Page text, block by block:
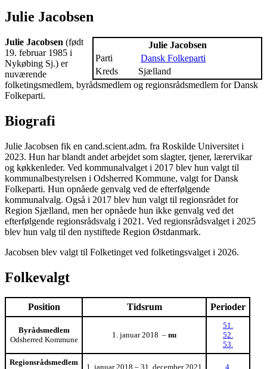
Julie Jacobsen
Julie Jacobsen
Parti
Dansk Folkeparti
Kreds
Sjælland
Julie Jacobsen (født
19. februar 1985 i
Nykøbing Sj.) er
nuværende
folketingsmedlem, byrådsmedlem og regionsrådsmedlem for Dansk
Folkeparti.
Biografi
Julie Jacobsen fik en cand.scient.adm. fra Roskilde Universitet i
2023. Hun har blandt andet arbejdet som slagter, tjener, lærervikar
og køkkenleder. Ved kommunalvalget i 2017 blev hun valgt til
kommunalbestyrelsen i Odsherred Kommune, valgt for Dansk
Folkeparti. Hun opnåede genvalg ved de efterfølgende
kommunalvalg. Også i 2017 blev hun valgt til regionsrådet for
Region Sjælland, men her opnåede hun ikke genvalg ved det
efterfølgende regionsrådsvalg i 2021. Ved regionsrådsvalget i 2025
blev hun valg til den nystiftede Region Østdanmark.
Jacobsen blev valgt til Folketinget ved folketingsvalget i 2026.
Folkevalgt
Position Tidsrum Perioder
Byrådsmedlem
Odsherred Kommune
1. januar 2018 – nu
51.
52.
53.
Regionsrådsmedlem
1. januar 2018 – 31. december 2021 4.